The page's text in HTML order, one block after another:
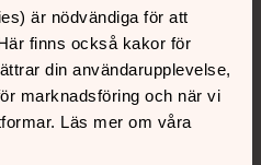
är nödvändiga för att
finns också kakor för
din användarupplevelse,
marknadsföring och när vi
Läs mer om våra